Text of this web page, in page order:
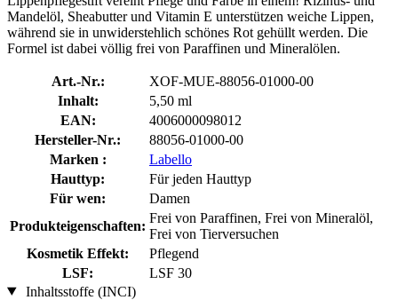
Mandelöl, Sheabutter und Vitamin E unterstützen weiche Lippen,
während sie in unwiderstehlich schönes Rot gehüllt werden. Die
Formel ist dabei völlig frei von Paraffinen und Mineralölen.
Art.-Nr.:
XOF-MUE-88056-01000-00
Inhalt:
5,50 ml
EAN:
4006000098012
Hersteller-Nr.:
88056-01000-00
Marken :
Labello
Hauttyp:
Für jeden Hauttyp
Für wen:
Damen
Produkteigenschaften:
Frei von Paraffinen, Frei von Mineralöl,
Frei von Tierversuchen
Kosmetik Effekt:
Pflegend
LSF:
LSF 30
Inhaltsstoffe (INCI)